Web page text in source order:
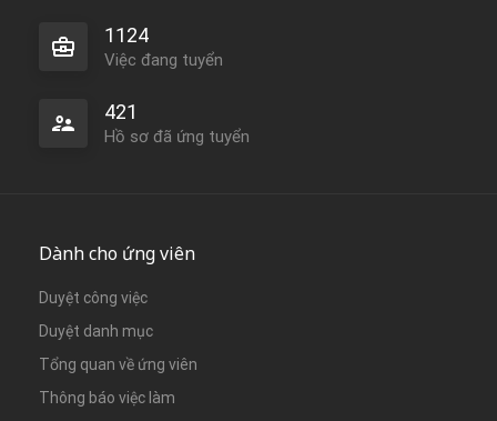
1124
Việc đang tuyển
421
Hồ sơ đã ứng tuyển
Dành cho ứng viên
Duyệt công việc
Duyệt danh mục
Tổng quan về ứng viên
Thông báo việc làm